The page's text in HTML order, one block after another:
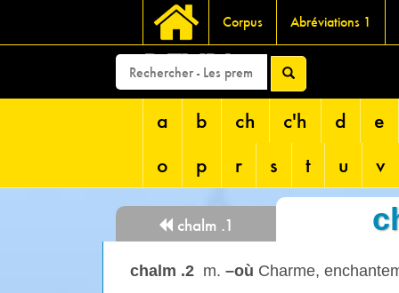
Corpus Abréviations 1
DEVRI
a b ch c'h d
e
o
p r s t u v
chalm .1
chalm .2 m. –où Charme,